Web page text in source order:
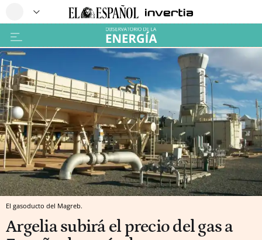
El gasoducto del Magreb.
Argelia subirá el precio del gas a